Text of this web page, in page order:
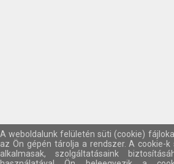
A weboldalunk felületén süti (cookie)
az Ön gépén tárolja a rendszer. A cookie-
alkalmasak, szolgáltatásaink